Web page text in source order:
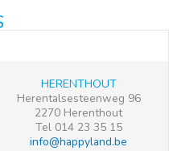
HERENTHOUT
Herentalsesteenweg 96
2270 Herenthout
Tel 014 23 35 15
info@happyland.be